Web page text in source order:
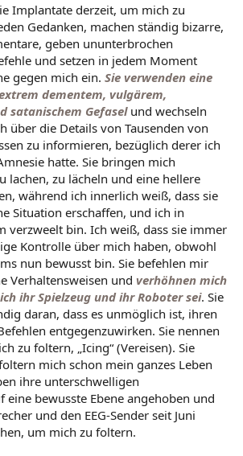
Implantate derzeit, um mich zu
Gedanken, machen ständig bizarre,
geben ununterbrochen
und setzen in jedem Moment
gegen mich ein. Sie verwenden eine
dementem, vulgärem,
satanischem Gefaselund wechseln
über die Details von Tausenden von
zu informieren, bezüglich derer ich
hatte. Sie bringen mich
lachen, zu lächeln und eine hellere
während ich innerlich weiß, dass sie
Situation erschaffen, und ich in
verzweelt bin. Ich weiß, dass sie immer
Kontrolle über mich haben, obwohl
nun bewusst bin. Sie befehlen mir
Verhaltensweisen und verhöhnen mich
ihr Spielzeug und ihr Roboter sei. Sie
daran, dass es unmöglich ist, ihren
entgegenzuwirken. Sie nennen
zu foltern, „Icing“ (Vereisen). Sie
mich schon mein ganzes Leben
ihre unterschwelligen
eine bewusste Ebene angehoben und
und den EEG-Sender seit Juni
um mich zu foltern.